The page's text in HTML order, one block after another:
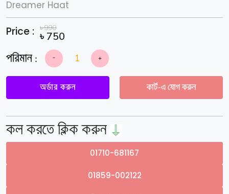
Dreamer Haat
Price : ৳990
৳ 750
-
Sensor
LED
Lamp.
quantity
+
কার্ট-এ যোগ করুন
অর্ডার করুন
কল করতে ক্লিক করুন
01710-681167
01859-002122